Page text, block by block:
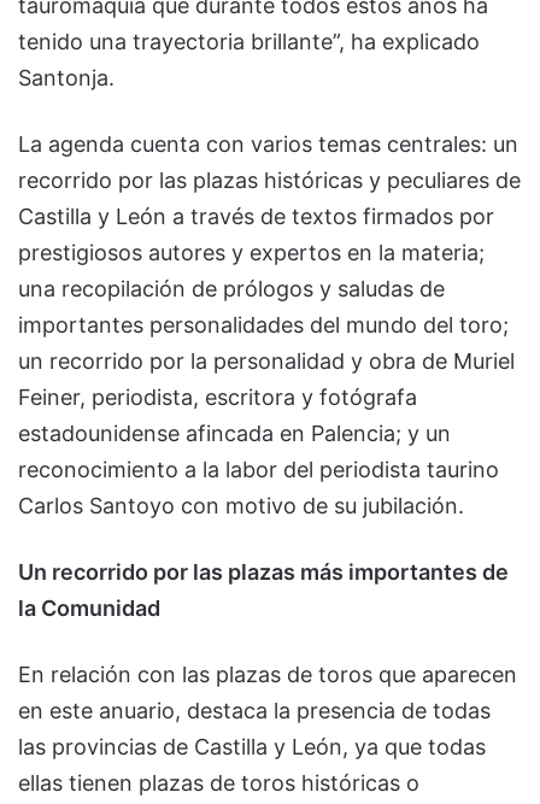
tauromaquia que durante todos estos años ha
tenido una trayectoria brillante”, ha explicado
Santonja.
La agenda cuenta con varios temas centrales: un
recorrido por las plazas históricas y peculiares de
Castilla y León a través de textos firmados por
prestigiosos autores y expertos en la materia;
una recopilación de prólogos y saludas de
importantes personalidades del mundo del toro;
un recorrido por la personalidad y obra de Muriel
Feiner, periodista, escritora y fotógrafa
estadounidense afincada en Palencia; y un
reconocimiento a la labor del periodista taurino
Carlos Santoyo con motivo de su jubilación.
Un recorrido por las plazas más importantes de
la Comunidad
En relación con las plazas de toros que aparecen
en este anuario, destaca la presencia de todas
las provincias de Castilla y León, ya que todas
ellas tienen plazas de toros históricas o